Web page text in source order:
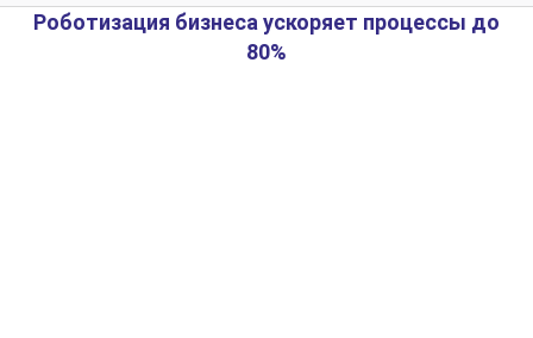
Роботизация бизнеса ускоряет процессы до
80%